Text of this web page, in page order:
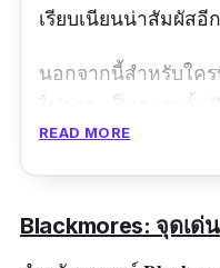
เรียบเนียนน่าสัมผัสอี
นอกจากนี้สำหรับใค
ไม่ว่าจะเป็นการกลั้น
ขัด Blackmores
ช่วยลดปัญหาเหล่านี้ไ
การดูแลทั้งเรื่องของ
READ MORE
Blackmores: จุดเด่น